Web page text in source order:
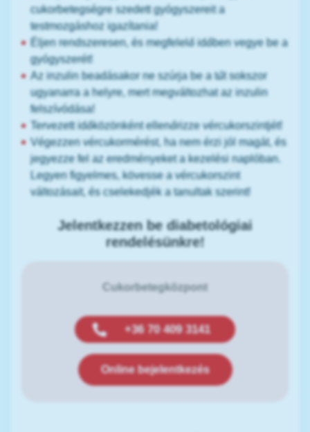
cukorbetegségre szedett gyógyszereit a
testmozgáshoz igazítania!
Éljen rendszeresen, és megfelelő időben vegye be a
gyógyszerét!
Az inzulin beadásakor ne szúrja be a tűt sokszor
ugyanarra a helyre, mert megváltozhat az inzulin
felszívódása!
Tervezett időközönként ellenőrizze vércukorszintjét!
Végezzen vércukormérést, ha nem érzi jól magát, és
jegyezze fel az eredményeket a kezelési naplóban.
Legyen figyelmes, kövesse a vércukorszint
változásait, és cselekedjék a tanultak szerint!
Jelentkezzen be diabetológiai
rendelésünkre!
Cukorbetegközpont
+36 70 409 3141
Online bejelentkezés